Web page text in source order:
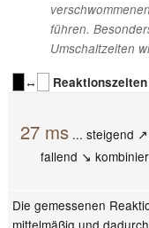
führen.
Umschaltzeiten
↔
27 ms... steigend ↗
fallend ↘
Die gemessenen
mittelmäßig und